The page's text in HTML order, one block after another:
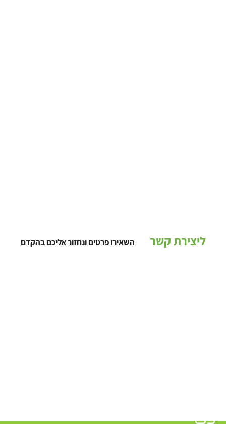
ליצירת קשר השאירו פרטים ונחזור אליכם בהקדם